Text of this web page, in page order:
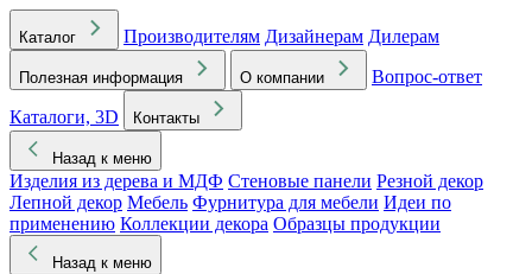
Каталог Производителям Дизайнерам Дилерам
Полезная информация О компании
Вопрос-ответ
Каталоги, 3D
Контакты
Назад к меню
Изделия из дерева и МДФ Стеновые панели Резной декор
Лепной декор Мебель Фурнитура для мебели Идеи по
применению Коллекции декора Образцы продукции
Назад к меню